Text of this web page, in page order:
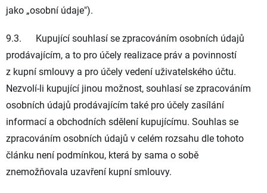
jako „osobní údaje").
9.3. Kupující souhlasí se zpracováním osobních údajů
prodávajícím, a to pro účely realizace práv a povinností
z kupní smlouvy a pro účely vedení uživatelského účtu.
Nezvolí-li kupující jinou možnost, souhlasí se zpracováním
osobních údajů prodávajícím také pro účely zasílání
informací a obchodních sdělení kupujícímu. Souhlas se
zpracováním osobních údajů v celém rozsahu dle tohoto
článku není podmínkou, která by sama o sobě
znemožňovala uzavření kupní smlouvy.